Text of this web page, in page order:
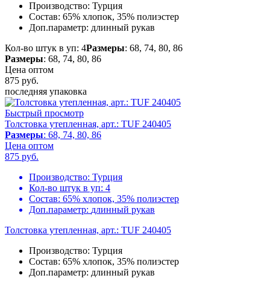
Производство: Турция
Состав: 65% хлопок, 35% полиэстер
Доп.параметр: длинный рукав
Кол-во штук в уп: 4Размеры: 68, 74, 80, 86
Размеры: 68, 74, 80, 86
Цена оптом
875 руб.
последняя упаковка
Быстрый просмотр
Толстовка утепленная, арт.: TUF 240405
Размеры: 68, 74, 80, 86
Цена оптом
875 руб.
Производство: Турция
Кол-во штук в уп: 4
Состав: 65% хлопок, 35% полиэстер
Доп.параметр: длинный рукав
Толстовка утепленная, арт.: TUF 240405
Производство: Турция
Состав: 65% хлопок, 35% полиэстер
Доп.параметр: длинный рукав